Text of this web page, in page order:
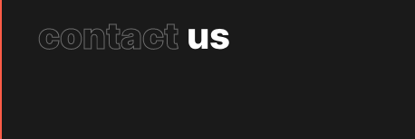
contact us